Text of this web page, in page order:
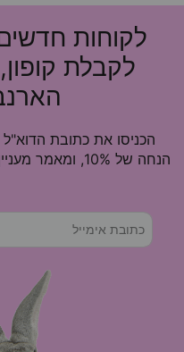
לקוחות
לקבלת
הכניסו את כתובת הדוא"ל
הנחה של 10%,